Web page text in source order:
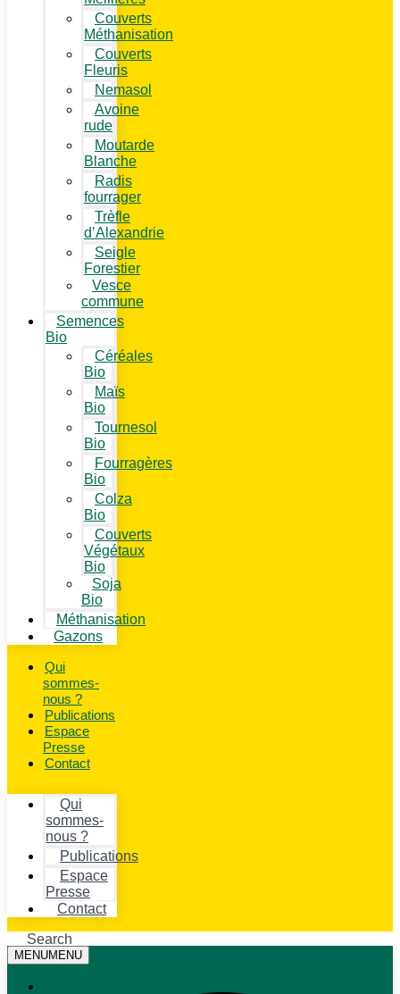
Couverts
Méthanisation
Couverts
Fleuris
Nemasol
Avoine
rude
Moutarde
Blanche
Radis
fourrager
Trèfle
d’Alexandrie
Seigle
Forestier
Vesce
commune
Semences
Bio
Céréales
Bio
Maïs
Bio
Tournesol
Bio
Fourragères
Bio
Colza
Bio
Couverts
Végétaux
Bio
Soja
Bio
Méthanisation
Gazons
Qui
sommes-
nous ?
Publications
Espace
Presse
Contact
Qui
sommes-
nous ?
Publications
Espace
Presse
Contact
Search
MENUMENU